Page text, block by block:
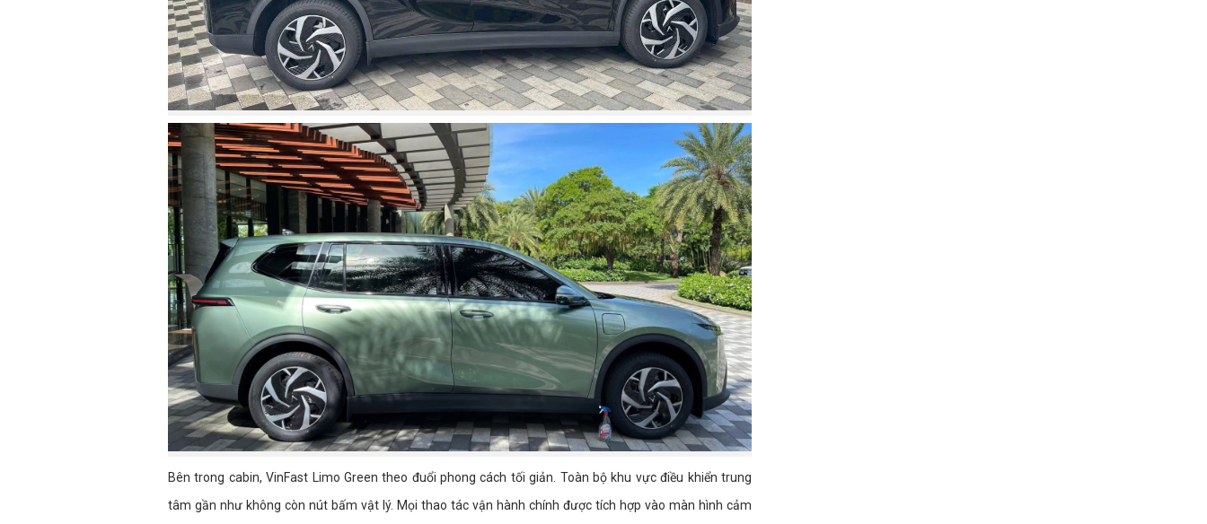
Bên trong cabin, VinFast Limo Green theo đuổi phong cách tối giản. Toàn bộ khu vực điều khiển trung
tâm gần như không còn nút bấm vật lý. Mọi thao tác vận hành chính được tích hợp vào màn hình cảm